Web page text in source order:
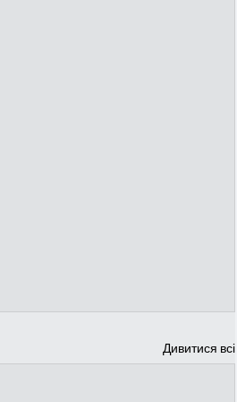
Дивитися всі